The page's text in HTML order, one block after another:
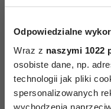
Odpowiedzialne
Wraz z naszymi 1022
osobiste dane, np.
technologii jak pliki
spersonalizowanych
wychodzenia